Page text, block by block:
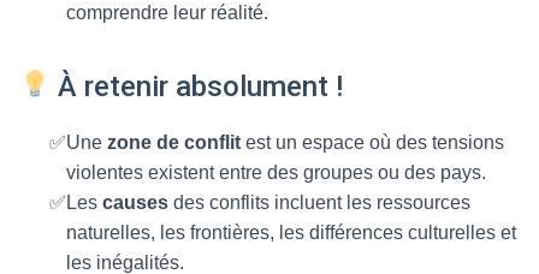
comprendre leur réalité.
À retenir absolument !
Une zone de conflit est un espace où des tensions
violentes existent entre des groupes ou des pays.
Les causes des conflits incluent les ressources
naturelles, les frontières, les différences culturelles et
les inégalités.